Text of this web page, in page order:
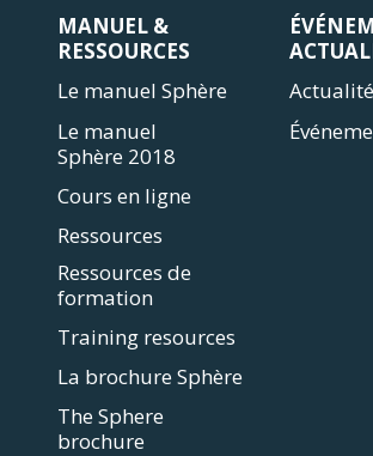
MANUEL &
RESSOURCES
Le manuel Sphère
Le manuel
Sphère 2018
Cours en ligne
Ressources
Ressources de
formation
Training resources
La brochure Sphère
The Sphere
brochure